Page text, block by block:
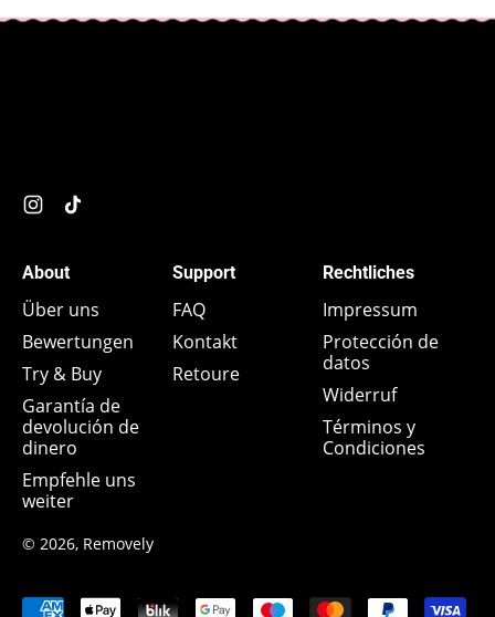
Instagram
About
Über uns
Bewertungen
Try & Buy
Garantía de
devolución de
dinero
Empfehle uns
weiter
Support
FAQ
Kontakt
Retoure
Rechtliches
Impressum
Protección de
datos
Widerruf
Términos y
Condiciones
© 2026, Removely
Pagos